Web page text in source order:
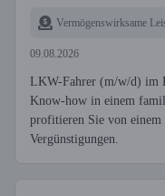
Vermögenswirksame
09.08.2026
LKW-Fahrer (m/w/d) im
Know-how in einem
profitieren Sie von einem
Vergünstigungen.